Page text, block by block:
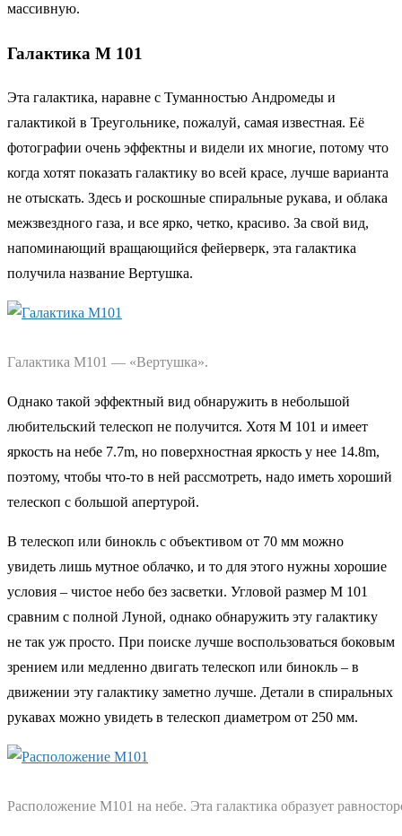
массивную.
Галактика М 101
Эта галактика, наравне с Туманностью Андромеды и
галактикой в Треугольнике, пожалуй, самая известная. Её
фотографии очень эффектны и видели их многие, потому что
когда хотят показать галактику во всей красе, лучше варианта
не отыскать. Здесь и роскошные спиральные рукава, и облака
межзвездного газа, и все ярко, четко, красиво. За свой вид,
напоминающий вращающийся фейерверк, эта галактика
получила название Вертушка.
Галактика М101 — «Вертушка».
Однако такой эффектный вид обнаружить в небольшой
любительский телескоп не получится. Хотя М 101 и имеет
яркость на небе 7.7m, но поверхностная яркость у нее 14.8m,
поэтому, чтобы что-то в ней рассмотреть, надо иметь хороший
телескоп с большой апертурой.
В телескоп или бинокль с объективом от 70 мм можно
увидеть лишь мутное облачко, и то для этого нужны хорошие
условия – чистое небо без засветки. Угловой размер М 101
сравним с полной Луной, однако обнаружить эту галактику
не так уж просто. При поиске лучше воспользоваться боковым
зрением или медленно двигать телескоп или бинокль – в
движении эту галактику заметно лучше. Детали в спиральных
рукавах можно увидеть в телескоп диаметром от 250 мм.
Расположение М101 на небе. Эта галактика образует